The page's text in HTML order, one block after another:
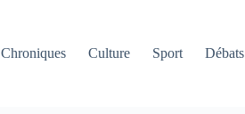
Chroniques Culture Sport Débats